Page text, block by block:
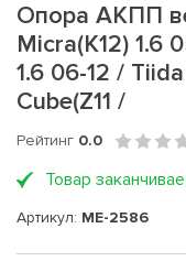
Опора АКПП
Micra(K12) 1.6
1.6 06-12 /
Cube(Z11 /
Рейтинг 0.0
Товар
Артикул: ME-2586